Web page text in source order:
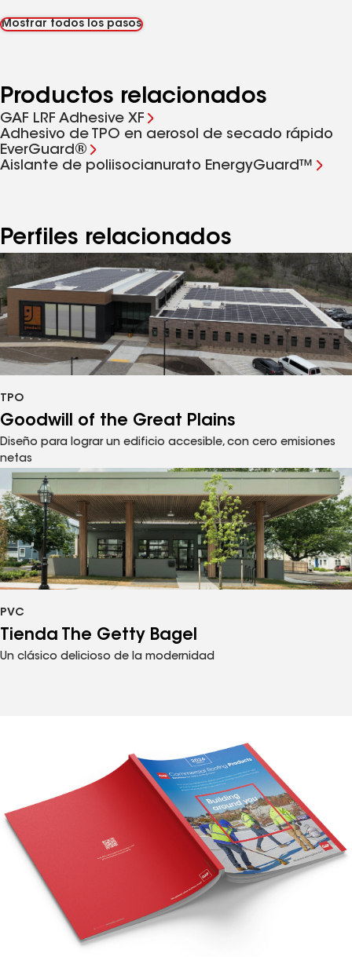
Mostrar todos los pasos
Productos relacionados
GAF LRF Adhesive XF
Adhesivo de TPO en aerosol de secado rápido
EverGuard®
Aislante de poliisocianurato EnergyGuard™
Perfiles relacionados
Goodwill of the Great Plains
TPO
Diseño para lograr un edificio accesible, con cero emisiones
netas
Tienda The Getty Bagel
PVC
Un clásico delicioso de la modernidad